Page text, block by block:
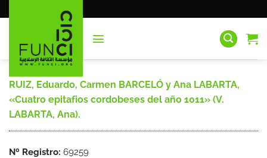
al
RUIZ, Eduardo, Carmen BARCELÓ y Ana LABARTA,
«Cuatro epitafios cordobeses del año 1011» (V.
LABARTA, Ana).
Nº Registro: 69259